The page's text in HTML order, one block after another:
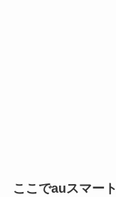
ここでauスマー